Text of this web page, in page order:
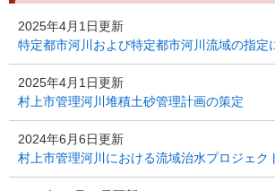
2025年4月1日更新
特定都市河川および特定都市河川流域の指定
2025年4月1日更新
村上市管理河川堆積土砂管理計画の策定
2024年6月6日更新
村上市管理河川における流域治水プロジェク